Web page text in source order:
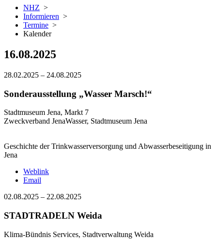
NHZ >
Informieren >
Termine >
Kalender
16.08.2025
28.02.2025 – 24.08.2025
Sonderausstellung „Wasser Marsch!“
Stadtmuseum Jena, Markt 7
Zweckverband JenaWasser, Stadtmuseum Jena
Geschichte der Trinkwasserversorgung und Abwasserbeseitigung in
Jena
Weblink
Email
02.08.2025 – 22.08.2025
STADTRADELN Weida
Klima-Bündnis Services, Stadtverwaltung Weida